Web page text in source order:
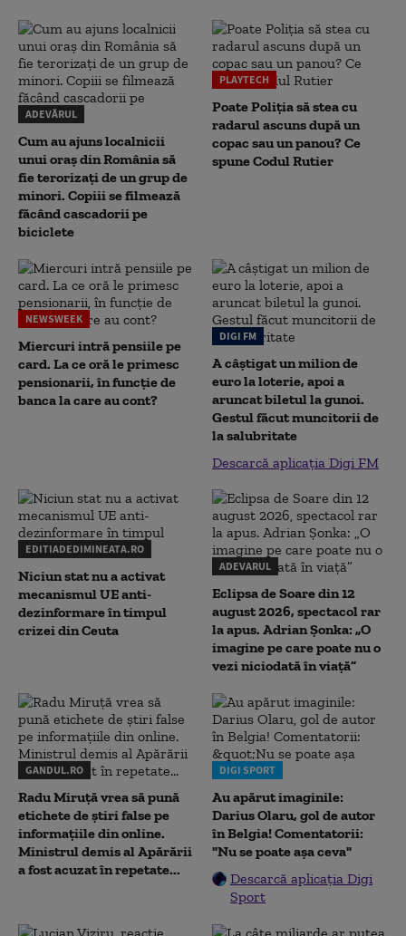
ADEVĂRUL
Cum au ajuns localnicii
unui oraș din România să
fie terorizați de un grup de
minori. Copiii se filmează
făcând cascadorii pe
biciclete
PLAYTECH
Poate Poliția să stea cu
radarul ascuns după un
copac sau un panou? Ce
spune Codul Rutier
NEWSWEEK
Miercuri intră pensiile pe
card. La ce oră le primesc
pensionarii, în funcție de
banca la care au cont?
DIGI FM
A câștigat un milion de
euro la loterie, apoi a
aruncat biletul la gunoi.
Gestul făcut muncitorii de
la salubritate
Descarcă aplicația Digi FM
EDITIADEDIMINEATA.RO
Niciun stat nu a activat
mecanismul UE anti-
dezinformare în timpul
crizei din Ceuta
ADEVARUL
Eclipsa de Soare din 12
august 2026, spectacol rar
la apus. Adrian Șonka: „O
imagine pe care poate nu o
vezi niciodată în viață”
GANDUL.RO
Radu Miruţă vrea să pună
etichete de știri false pe
informațiile din online.
Ministrul demis al Apărării
a fost acuzat în repetate...
DIGI SPORT
Au apărut imaginile:
Darius Olaru, gol de autor
în Belgia! Comentatorii:
"Nu se poate așa ceva"
Descarcă aplicația Digi
Sport